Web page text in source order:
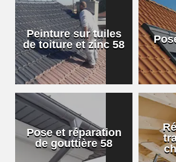
Peinture sur tuiles
de toiture et zinc 58
Pose et réparation
de gouttière 58